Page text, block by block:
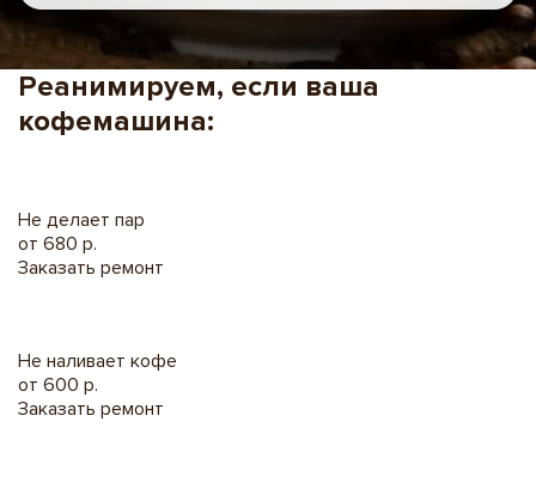
Реанимируем, если ваша
кофемашина:
Не делает пар
от 680 р.
Заказать ремонт
Не наливает кофе
от 600 р.
Заказать ремонт